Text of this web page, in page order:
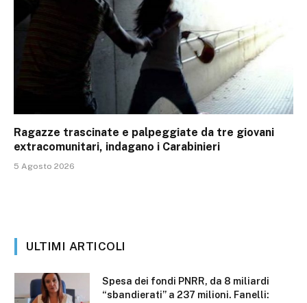
Ragazze trascinate e palpeggiate da tre giovani
extracomunitari, indagano i Carabinieri
5 Agosto 2026
ULTIMI ARTICOLI
Spesa dei fondi PNRR, da 8 miliardi
“sbandierati” a 237 milioni. Fanelli: